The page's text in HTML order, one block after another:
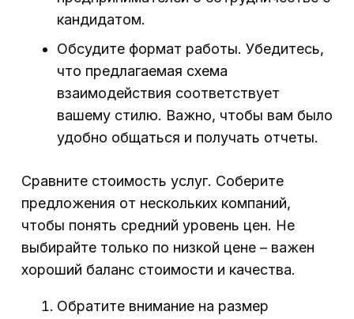
кандидатом.
Обсудите формат работы. Убедитесь,
что предлагаемая схема
взаимодействия соответствует
вашему стилю. Важно, чтобы вам было
удобно общаться и получать отчеты.
Сравните стоимость услуг. Соберите
предложения от нескольких компаний,
чтобы понять средний уровень цен. Не
выбирайте только по низкой цене – важен
хороший баланс стоимости и качества.
Обратите внимание на размер